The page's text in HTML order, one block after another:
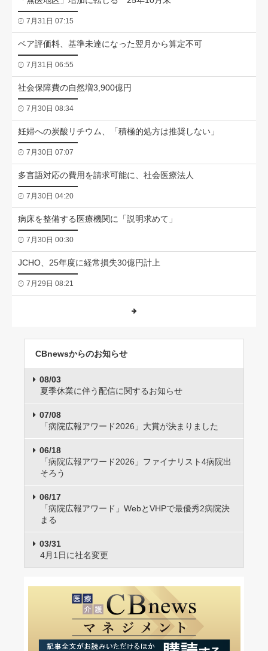
7月31日 07:15
ベア評価料、基準未達になった翌月から算定不可
7月31日 06:55
社会保障費の自然増3,900億円
7月30日 08:34
妊婦への炭酸リチウム、「積極的処方は推奨しない」
7月30日 07:07
多言語対応の費用を請求可能に、社会医療法人
7月30日 04:20
病床を整備する医療機関に「説明求めて」
7月30日 00:30
JCHO、25年度に経常損失30億円計上
7月29日 08:21
CBnewsからのお知らせ
08/03
夏季休業に伴う配信に関するお知らせ
07/08
「病院広報アワード2026」大賞が決まりました
06/18
「病院広報アワード2026」ファイナリスト4病院出
そろう
06/17
「病院広報アワード」WebとVHPで最優秀2病院決
まる
03/31
4月1日に社名変更